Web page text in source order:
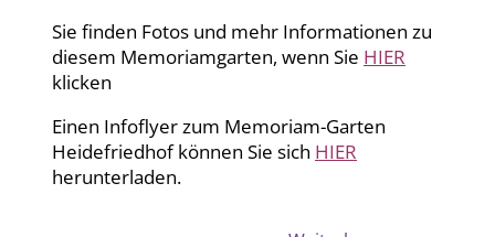
Sie finden Fotos und mehr Informationen zu
diesem Memoriamgarten, wenn Sie HIER
klicken
Einen Infoflyer zum Memoriam-Garten
Heidefriedhof können Sie sich HIER
herunterladen.